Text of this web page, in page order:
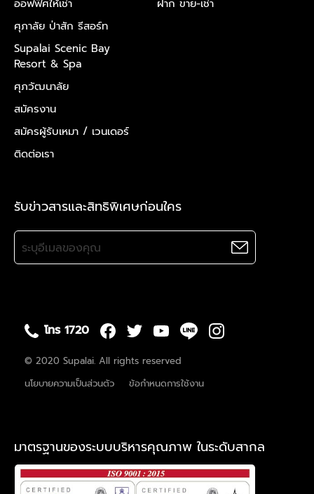
ออฟฟิศให้เช่า
ศุภาลัย ป่าสัก รีสอร์ท
Supalai Scenic Bay
Resort & Spa
ศุภวัฒนาลัย
สมัครงาน
สมัครผู้รับเหมา / เวนเดอร์
ติดต่อเรา
ฝาก ขาย-เช่า
รับข่าวสารและสิทธิพิเศษก่อนใคร
โทร 1720
© 2020 Supalai. All rights reserved
นโยบายความเป็นส่วนตัว
ข้อกำหนดการใช้งาน
มาตรฐานของระบบบริหารคุณภาพ ในระดับสากล